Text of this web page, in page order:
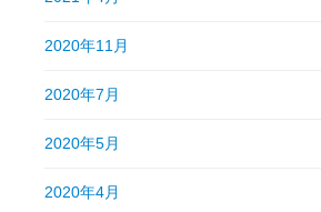
2020年11月
2020年7月
2020年5月
2020年4月